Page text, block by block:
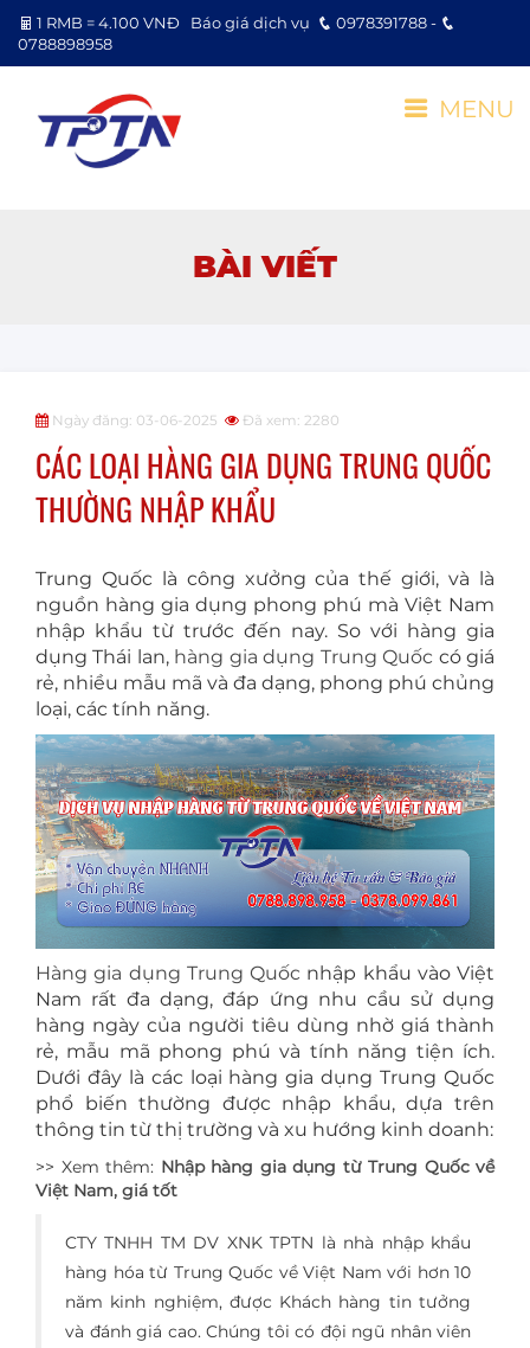
1 RMB = 4.100 VNĐ Báo giá dịch vụ
0978391788 -
0788898958
BÀI VIẾT
Ngày đăng: 03-06-2025 Đã xem: 2280
CÁC LOẠI HÀNG GIA DỤNG TRUNG QUỐC
THƯỜNG NHẬP KHẨU
Trung Quốc là công xưởng của thế giới, và là
nguồn hàng gia dụng phong phú mà Việt Nam
nhập khẩu từ trước đến nay. So với hàng gia
dụng Thái lan, hàng gia dụng Trung Quốc có giá
rẻ, nhiều mẫu mã và đa dạng, phong phú chủng
loại, các tính năng.
Hàng gia dụng Trung Quốc nhập khẩu vào Việt
Nam rất đa dạng, đáp ứng nhu cầu sử dụng
hàng ngày của người tiêu dùng nhờ giá thành
rẻ, mẫu mã phong phú và tính năng tiện ích.
Dưới đây là các loại hàng gia dụng Trung Quốc
phổ biến thường được nhập khẩu, dựa trên
thông tin từ thị trường và xu hướng kinh doanh:
>> Xem thêm: Nhập hàng gia dụng từ Trung Quốc về
Việt Nam, giá tốt
CTY TNHH TM DV XNK TPTN là nhà nhập khẩu
hàng hóa từ Trung Quốc về Việt Nam với hơn 10
năm kinh nghiệm, được Khách hàng tin tưởng
và đánh giá cao. Chúng tôi có đội ngũ nhân viên
MENU